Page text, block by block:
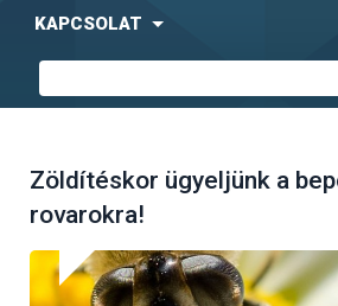
KAPCSOLAT
Zöldítéskor ügyeljünk a
rovarokra!